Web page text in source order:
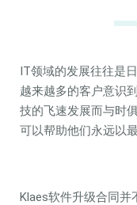
IT领域的发展往往是
越来越多的客户意识
技的飞速发展而与时
可以帮助他们永远以
Klaes软件升级合同